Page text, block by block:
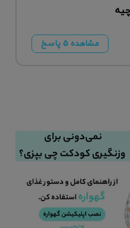
مشاهده ۵ پاسخ